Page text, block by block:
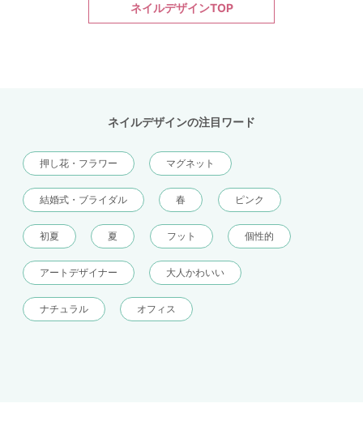
ネイルデザインTOP
ネイルデザインの注目ワード
押し花・フラワー マグネット
結婚式・ブライダル 春 ピンク
初夏 夏 フット 個性的
アートデザイナー 大人かわいい
ナチュラル オフィス